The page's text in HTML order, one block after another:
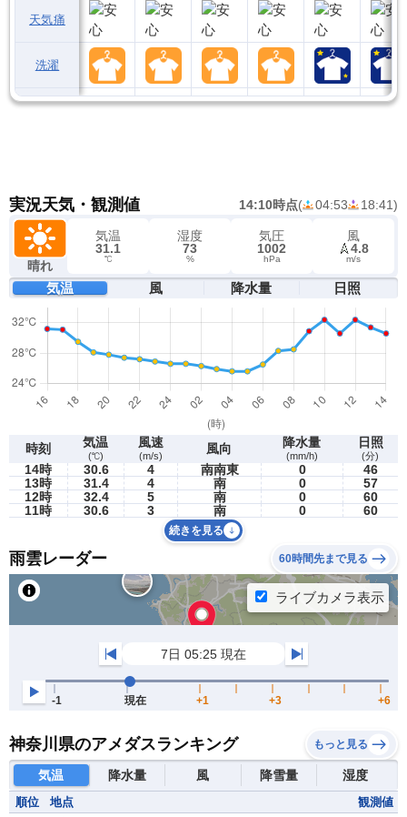
天気痛
洗濯
実況天気・観測値 14:10時点( 04:53 18:41)
晴れ
気温
31.1
℃
湿度
73
%
気圧
1002
hPa
風
4.8
m/s
気温 風 降水量 日照
時刻 気温
(℃)
風速
(m/s) 風向 降水量
(mm/h)
日照
(分)
14時 30.6 4 南南東 0
46
13時
31.4 4 南 0
57
12時
32.4 5 南 0
60
11時
30.6 3 南 0 60
続きを見る
雨雲レーダー 60時間先まで見る
神奈川県のアメダスランキング もっと見る
気温 降水量 風 降雪量 湿度
順位 地点 観測値